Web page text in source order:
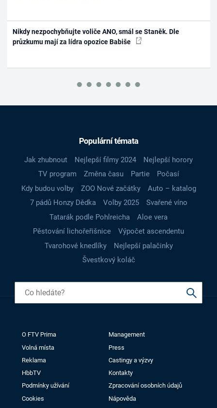
Nikdy nezpochybňujte voliče ANO, smál se Staněk. Dle
průzkumu mají za lídra opozice Babiše
Populární témata
Jak zhubnout Nejlepší filmy 2024
Nejlepší horory
TV program
Změna času Partie
Počasí
Kdy budou volby
ZOO Nové začátky
Auto – katalog
7 pádů Honzy Dědka
Volby 2025
Svařené víno
Tatarák podle Pohlreicha
Aloe vera
Pěstování lichořeřišnice
Výpočet ascendentu
Tvarohové knedlíky
Nejlepší palačinky
Švestkový koláč
O FTV Prima
Management
Volná místa
Press
Reklama
Castingy a výzvy
HbbTV
Kontakty
Podmínky užívání
Zpracování osobních údajů
Cookies
Nápověda